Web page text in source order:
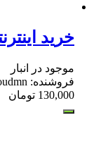
خرید
موجود در انبار
فروشنده: masoudmn
130,000 تومان